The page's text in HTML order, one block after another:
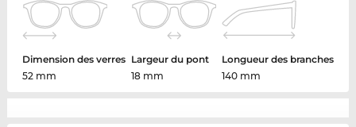
Dimension des verres
52 mm
Largeur du pont
18 mm
Longueur des branches
140 mm